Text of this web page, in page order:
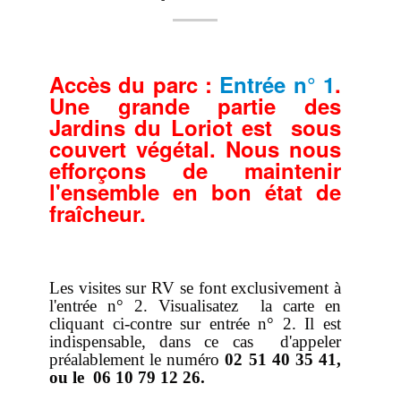
Evénementiels
Accès intranet
Vie associative - Charte
Horaires, prix...
Tarif général
Informations pratiques
Jours d'ouverture et horaires 2026
Pépinière
Catalogue des bambous
Bien choisir ses bambous
Accès du parc : Entrée n° 1.
Une grande partie des
Jardins du Loriot est sous
couvert végétal. Nous nous
efforçons de maintenir
l'ensemble en bon état de
fraîcheur.
Les visites sur RV se font exclusivement à
l'entrée n° 2. Visualisatez la carte en
cliquant ci-contre sur entrée n° 2. Il est
indispensable, dans ce cas d'appeler
préalablement le numéro02 51 40 35 41,
ou le 06 10 79 12 26.